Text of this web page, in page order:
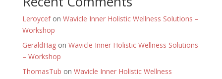
Leroycefon Wavicle Inner Holistic Wellness Solutions –
Workshop
GeraldHagon Wavicle Inner Holistic Wellness Solutions
– Workshop
ThomasTub on Wavicle Inner Holistic Wellness